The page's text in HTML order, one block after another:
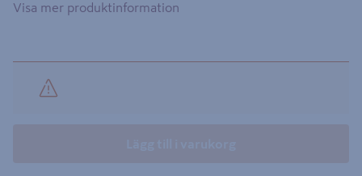
Visa mer produktinformation